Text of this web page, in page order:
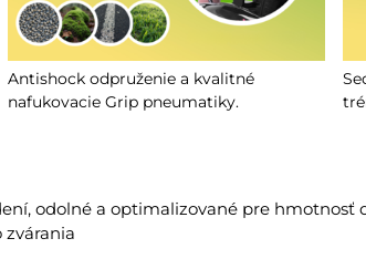
Antishock odpruženie a kvalitné
nafukovacie Grip pneumatiky.
odolné a optimalizované pre hmotnosť
zvárania